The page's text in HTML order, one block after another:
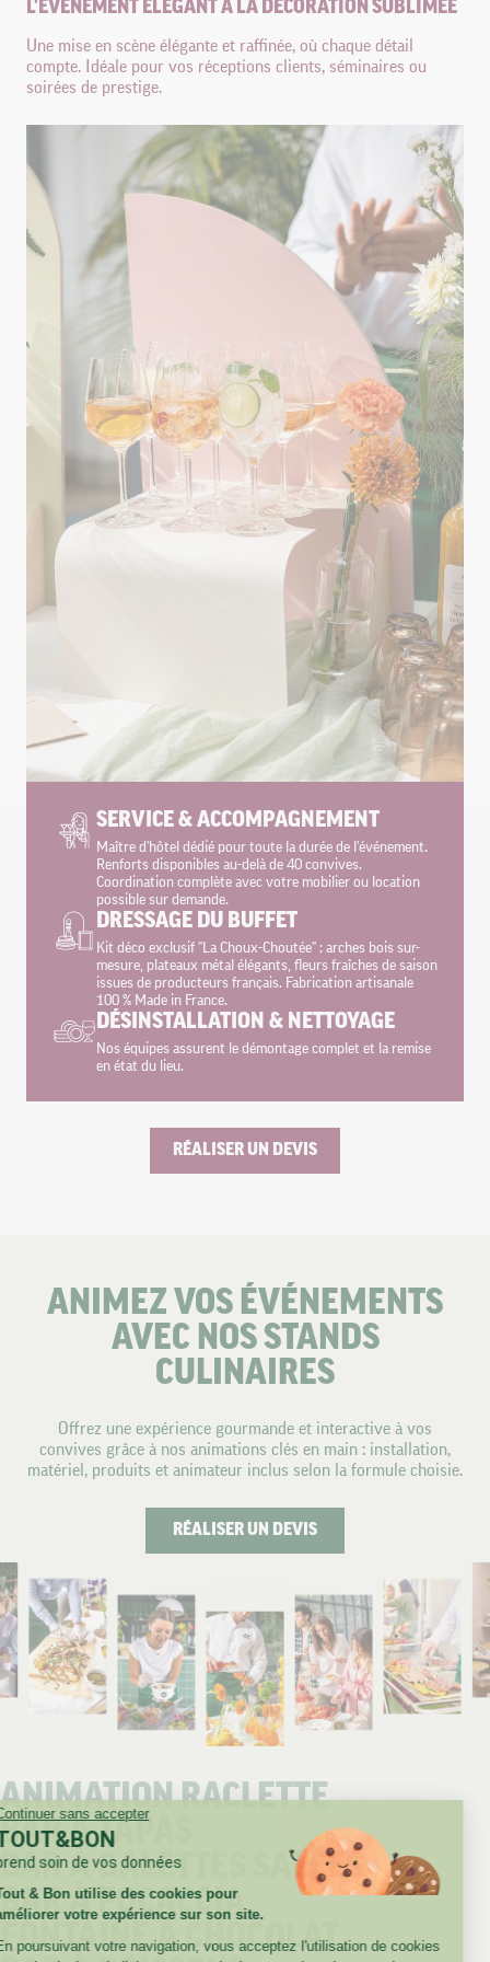
Continuer sans accepter
TOUT&BON
prend soin de vos données
Tout & Bon utilise des cookies pour
améliorer votre expérience sur son site.
En poursuivant votre navigation, vous acceptez l'utilisation de cookies
L'ÉVÉNEMENT ÉLÉGANT À LA DÉCORATION SUBLIMÉE
Une mise en scène élégante et raffinée, où chaque détail
compte. Idéale pour vos réceptions clients, séminaires ou
soirées de prestige.
SERVICE & ACCOMPAGNEMENT
Maître d'hôtel dédié pour toute la durée de l'événement.
Renforts disponibles au-delà de 40 convives.
Coordination complète avec votre mobilier ou location
possible sur demande.
DRESSAGE DU BUFFET
Kit déco exclusif "La Choux-Choutée" : arches bois sur-
mesure, plateaux métal élégants, fleurs fraîches de saison
issues de producteurs français. Fabrication artisanale
100 % Made in France.
DÉSINSTALLATION & NETTOYAGE
Nos équipes assurent le démontage complet et la remise
en état du lieu.
RÉALISER UN DEVIS
ANIMEZ VOS ÉVÉNEMENTS
AVEC NOS STANDS
CULINAIRES
Offrez une expérience gourmande et interactive à vos
convives grâce à nos animations clés en main : installation,
matériel, produits et animateur inclus selon la formule choisie.
RÉALISER UN DEVIS
ANIMATION RACLETTE
BAR À TAPAS
BAR À GALETTES SALÉES
BAR À FOCACCIA
FONTAINE À CHOCOLAT